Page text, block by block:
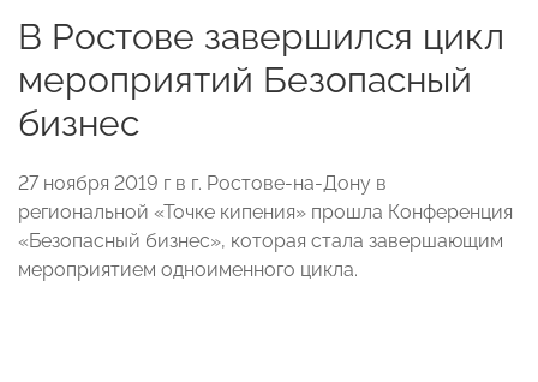
В Ростове завершился цикл
мероприятий Безопасный
бизнес
27 ноября 2019 г в г. Ростове-на-Дону в
региональной «Точке кипения» прошла Конференция
«Безопасный бизнес», которая стала завершающим
мероприятием одноименного цикла.